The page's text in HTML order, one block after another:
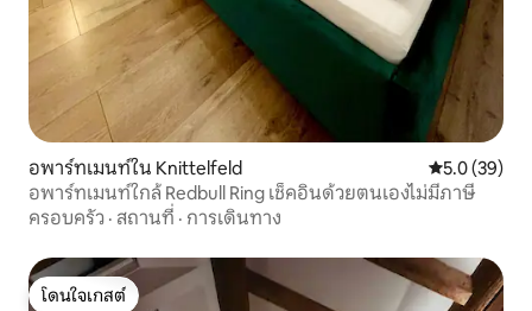
อพาร์ทเมนท์ใน Knittelfeld คะแนนเฉลี่ย
5.0 (39)
อพาร์ทเมนท์ใกล้ Redbull Ring เช็คอินด้วยตนเองไม่มีภาษี
ครอบครัว · สถานที่ · การเดินทาง
โดนใจเกสต์